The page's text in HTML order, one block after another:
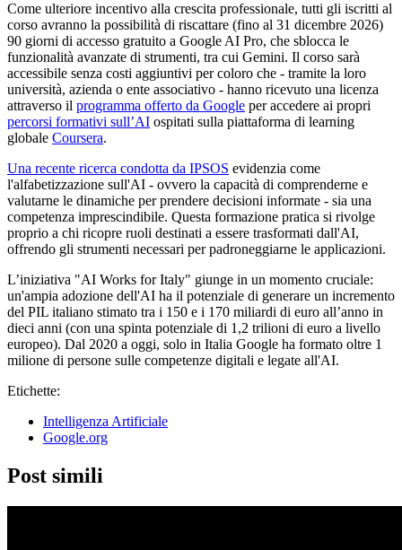
Come ulteriore incentivo alla crescita professionale, tutti gli iscritti al
corso avranno la possibilità di riscattare (fino al 31 dicembre 2026)
90 giorni di accesso gratuito a Google AI Pro, ​​che sblocca le
funzionalità avanzate di strumenti, tra cui Gemini. Il corso sarà
accessibile senza costi aggiuntivi per coloro che - tramite la loro
università, azienda o ente associativo - hanno ricevuto una licenza
attraverso il programma offerto da Google per accedere ai propri
percorsi formativi sull’AI ospitati sulla piattaforma di learning
globale Coursera.
Una recente ricerca condotta da IPSOS evidenzia come
l'alfabetizzazione sull'AI - ovvero la capacità di comprenderne e
valutarne le dinamiche per prendere decisioni informate - sia una
competenza imprescindibile. Questa formazione pratica si rivolge
proprio a chi ricopre ruoli destinati a essere trasformati dall'AI,
offrendo gli strumenti necessari per padroneggiarne le applicazioni.
L’iniziativa "AI Works for Italy" giunge in un momento cruciale:
un'ampia adozione dell'AI ha il potenziale di generare un incremento
del PIL italiano stimato tra i 150 e i 170 miliardi di euro all’anno in
dieci anni (con una spinta potenziale di 1,2 trilioni di euro a livello
europeo). Dal 2020 a oggi, solo in Italia Google ha formato oltre 1
milione di persone sulle competenze digitali e legate all'AI.
Etichette:
Intelligenza Artificiale
Google.org
Post simili